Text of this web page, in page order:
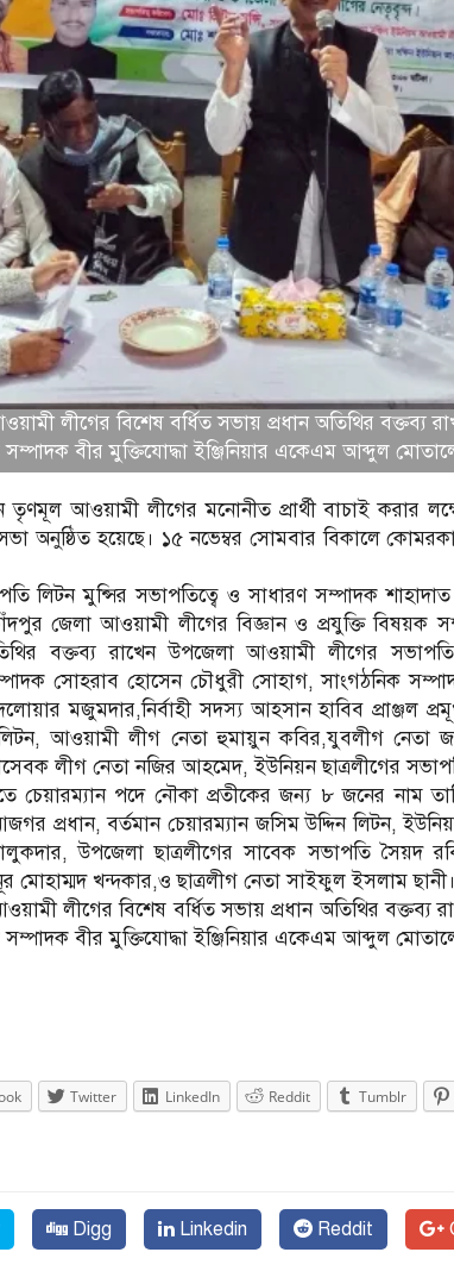
লীগের বিশেষ বর্ধিত সভায় প্রধান অতিথির বক্তব্য
সম্পাদক বীর মুক্তিযোদ্ধা ইঞ্জিনিয়ার একেএম আব্দুল
তৃণমূল আওয়ামী লীগের মনোনীত প্রার্থী বাচাই করার
অনুষ্ঠিত হয়েছে। ১৫ নভেম্বর সোমবার বিকালে
লিটন মুন্সির সভাপতিত্বে ও সাধারণ সম্পাদক
জেলা আওয়ামী লীগের বিজ্ঞান ও প্রযুক্তি বিষয়ক
বক্তব্য রাখেন উপজেলা আওয়ামী লীগের
সোহরাব হোসেন চৌধুরী সোহাগ, সাংগঠনিক
মজুমদার,নির্বাহী সদস্য আহসান হাবিব প্রাঞ্জল
আওয়ামী লীগ নেতা হুমায়ুন কবির,যুবলীগ নেতা
লীগ নেতা নজির আহমেদ, ইউনিয়ন ছাত্রলীগের
চেয়ারম্যান পদে নৌকা প্রতীকের জন্য ৮ জনের নাম
প্রধান, বর্তমান চেয়ারম্যান জসিম উদ্দিন লিটন,
উপজেলা ছাত্রলীগের সাবেক সভাপতি সৈয়দ
মোহাম্মদ খন্দকার,ও ছাত্রলীগ নেতা সাইফুল ইসলাম ছানী।
লীগের বিশেষ বর্ধিত সভায় প্রধান অতিথির বক্তব্য
সম্পাদক বীর মুক্তিযোদ্ধা ইঞ্জিনিয়ার একেএম আব্দুল
Twitter LinkedIn Reddit Tumblr
Digg Linkedin Reddit